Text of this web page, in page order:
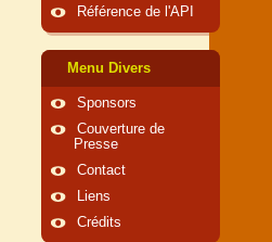
Référence de l'API
Menu Divers
Sponsors
Couverture de
Presse
Contact
Liens
Crédits